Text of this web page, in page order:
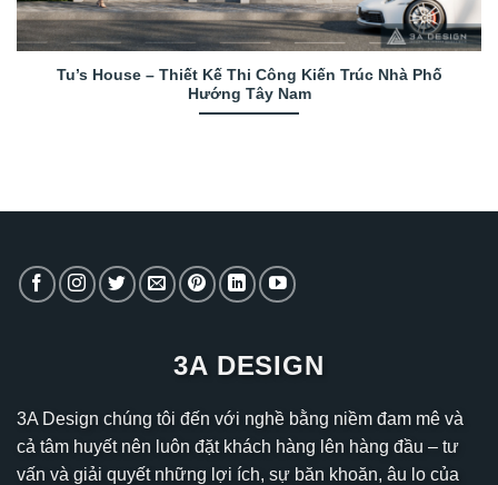
Tu’s House – Thiết Kế Thi Công Kiến Trúc Nhà Phố
Hướng Tây Nam
3A DESIGN
3A Design chúng tôi đến với nghề bằng niềm đam mê và
cả tâm huyết nên luôn đặt khách hàng lên hàng đầu – tư
vấn và giải quyết những lợi ích, sự băn khoăn, âu lo của